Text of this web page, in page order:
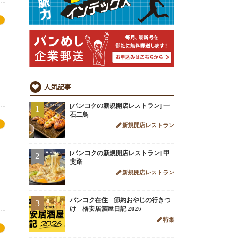
人気記事
1
[バンコクの新規開店レストラン] 一
石二鳥
新規開店レストラン
2
[バンコクの新規開店レストラン] 甲
斐路
新規開店レストラン
3
バンコク在住 節約おやじの行きつ
け 格安居酒屋日記 2026
特集